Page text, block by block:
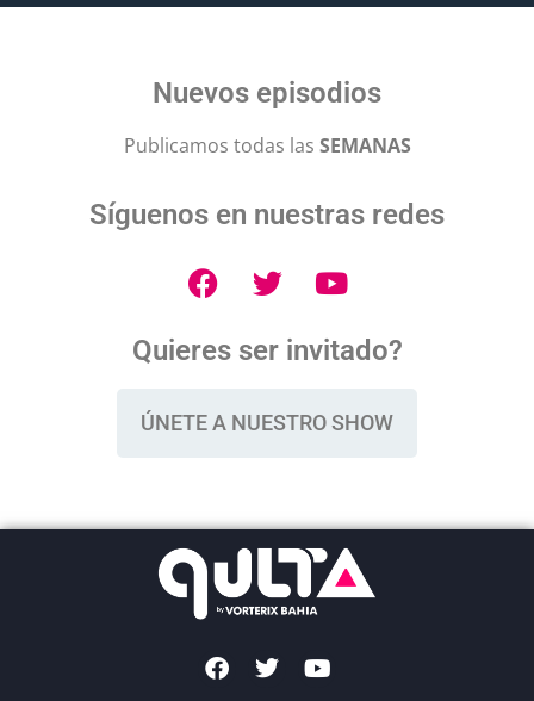
Nuevos episodios
Publicamos todas las SEMANAS
Síguenos en nuestras redes
Quieres ser invitado?
ÚNETE A NUESTRO SHOW